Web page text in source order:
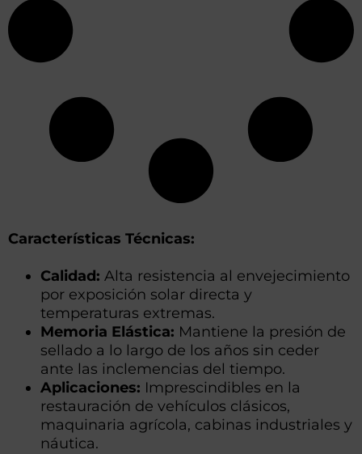
Características Técnicas:
Calidad: Alta resistencia al envejecimiento
por exposición solar directa y
temperaturas extremas.
Memoria Elástica: Mantiene la presión de
sellado a lo largo de los años sin ceder
ante las inclemencias del tiempo.
Aplicaciones: Imprescindibles en la
restauración de vehículos clásicos,
maquinaria agrícola, cabinas industriales y
náutica.